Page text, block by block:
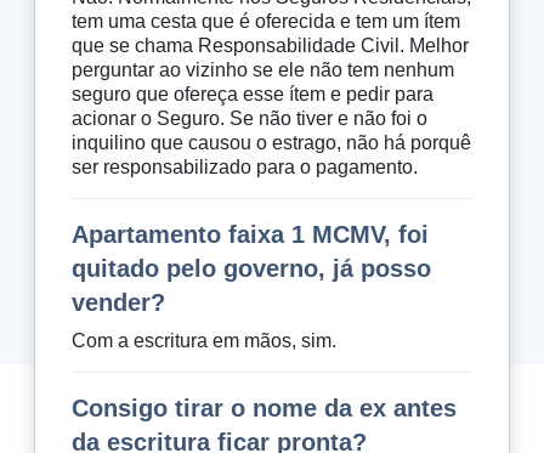
tem uma cesta que é oferecida e tem um ítem
que se chama Responsabilidade Civil. Melhor
perguntar ao vizinho se ele não tem nenhum
seguro que ofereça esse ítem e pedir para
acionar o Seguro. Se não tiver e não foi o
inquilino que causou o estrago, não há porquê
ser responsabilizado para o pagamento.
Apartamento faixa 1 MCMV, foi
quitado pelo governo, já posso
vender?
Com a escritura em mãos, sim.
Consigo tirar o nome da ex antes
da escritura ficar pronta?